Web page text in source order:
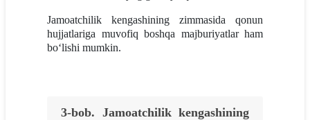
Jamoatchilik kengashining zimmasida qonun
hujjatlariga muvofiq boshqa majburiyatlar ham
bo‘lishi mumkin.
3-bob. Jamoatchilik kengashining